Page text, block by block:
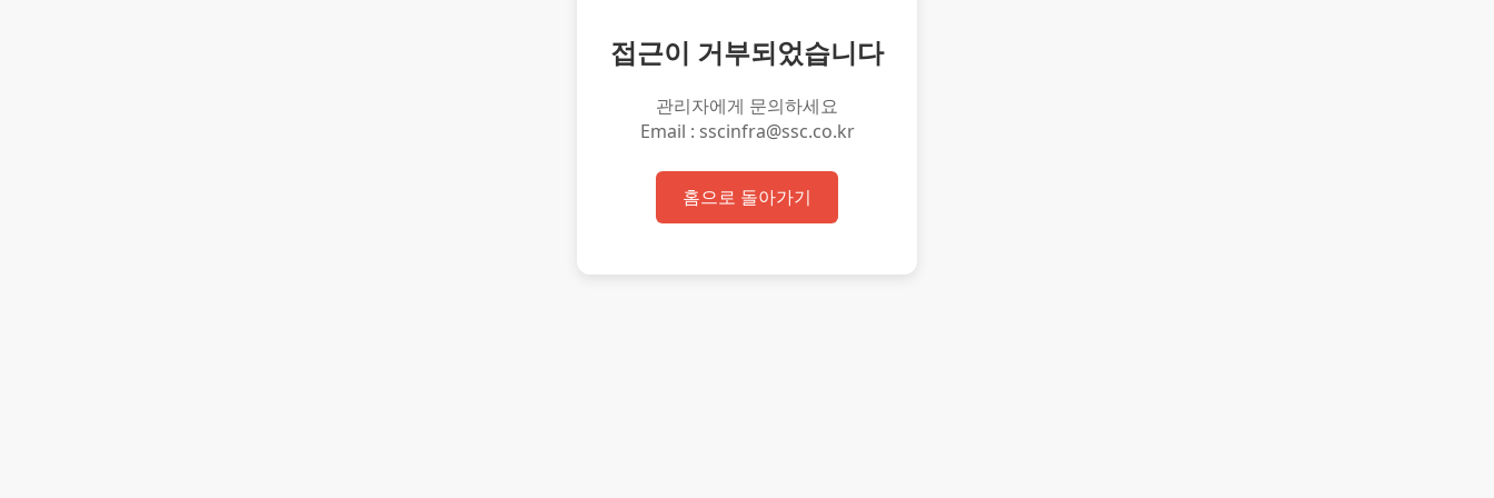
접근이 거부되었습니다
관리자에게 문의하세요
Email : sscinfra@ssc.co.kr
홈으로 돌아가기